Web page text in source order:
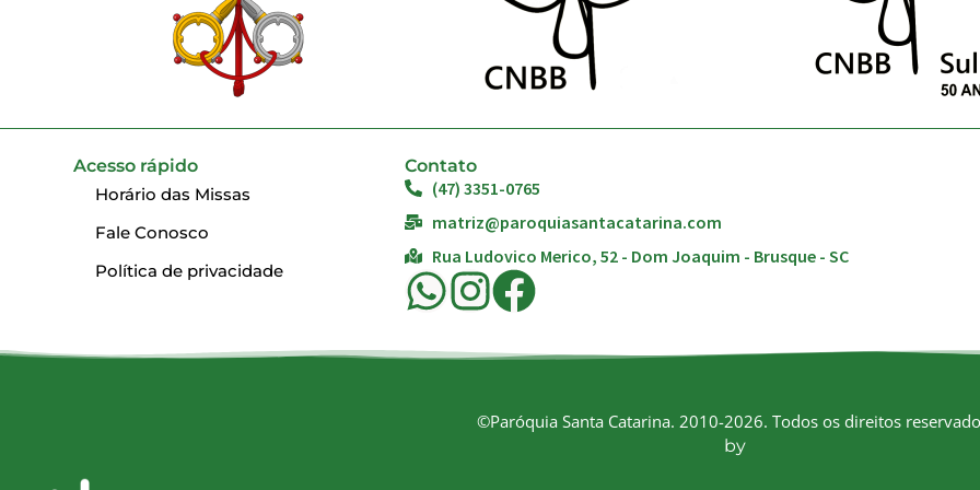
Acesso rápido
Horário das Missas
Fale Conosco
Política de privacidade
Contato
(47) 3351-0765
matriz@paroquiasantacatarina.com
Rua Ludovico Merico, 52 - Dom Joaquim - Brusque - SC
©Paróquia Santa Catarina. 2010-2026. Todos os direitos
by